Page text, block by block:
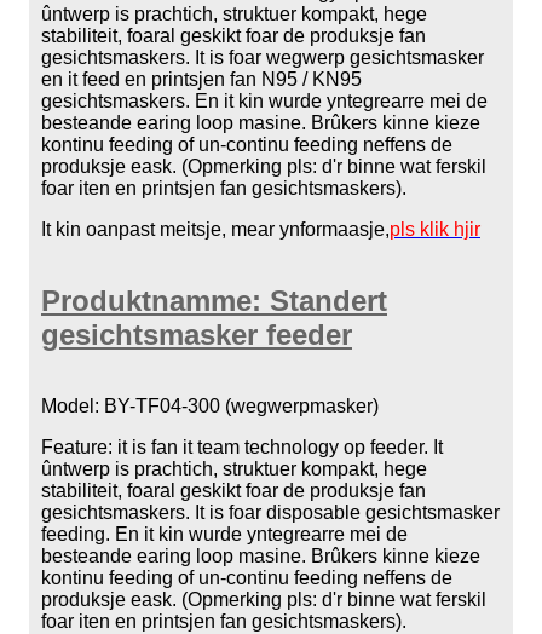
ûntwerp is prachtich, struktuer kompakt, hege
stabiliteit, foaral geskikt foar de produksje fan
gesichtsmaskers. It is foar wegwerp gesichtsmasker
en it feed en printsjen fan N95 / KN95
gesichtsmaskers. En it kin wurde yntegrearre mei de
besteande earing loop masine. Brûkers kinne kieze
kontinu feeding of un-continu feeding neffens de
produksje eask. (Opmerking pls: d'r binne wat ferskil
foar iten en printsjen fan gesichtsmaskers).
It kin oanpast meitsje, mear ynformaasje,pls klik hjir
Produktnamme: Standert
gesichtsmasker feeder
Model: BY-TF04-300 (wegwerpmasker)
Feature: it is fan it team technology op feeder. It
ûntwerp is prachtich, struktuer kompakt, hege
stabiliteit, foaral geskikt foar de produksje fan
gesichtsmaskers. It is foar disposable gesichtsmasker
feeding. En it kin wurde yntegrearre mei de
besteande earing loop masine. Brûkers kinne kieze
kontinu feeding of un-continu feeding neffens de
produksje eask. (Opmerking pls: d'r binne wat ferskil
foar iten en printsjen fan gesichtsmaskers).